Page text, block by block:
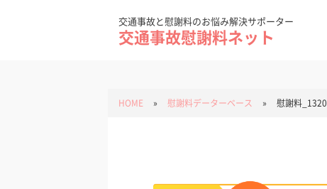
交通事故と慰謝料のお悩み解決サポーター
交通事故慰謝料ネット
HOME » 慰謝料データーベース » 慰謝料_1320